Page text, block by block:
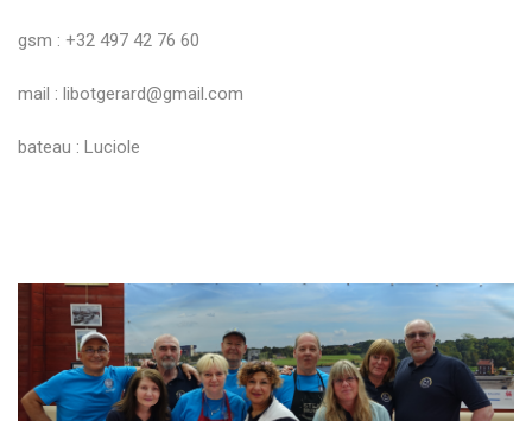
gsm : +32 497 42 76 60
mail : libotgerard@gmail.com
bateau : Luciole